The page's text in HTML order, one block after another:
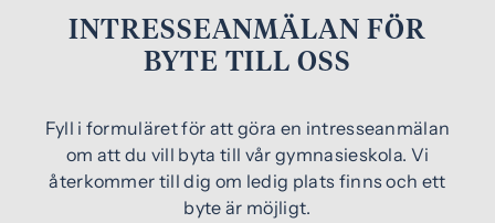
INTRESSEANMÄLAN FÖR
BYTE TILL OSS
Fyll i formuläret för att göra en intresseanmälan
om att du vill byta till vår gymnasieskola. Vi
återkommer till dig om ledig plats finns och ett
byte är möjligt.